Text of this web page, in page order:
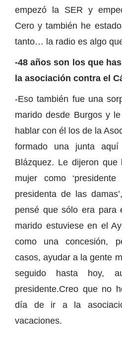
empezó la SER y
Cero y también he
tanto… la radio es algo
-48 años son los que
la asociación contra el
-Eso también fue una
marido desde Burgos y
hablar con él los de la
formado una junta
Blázquez. Le dijeron
mujer como
presidenta de las
pensé que sólo era para
marido estuviese en el
como una concesión,
casos, ayudar a la gente
seguido hasta hoy,
presidente.Creo que no
día de ir a la
vacaciones.